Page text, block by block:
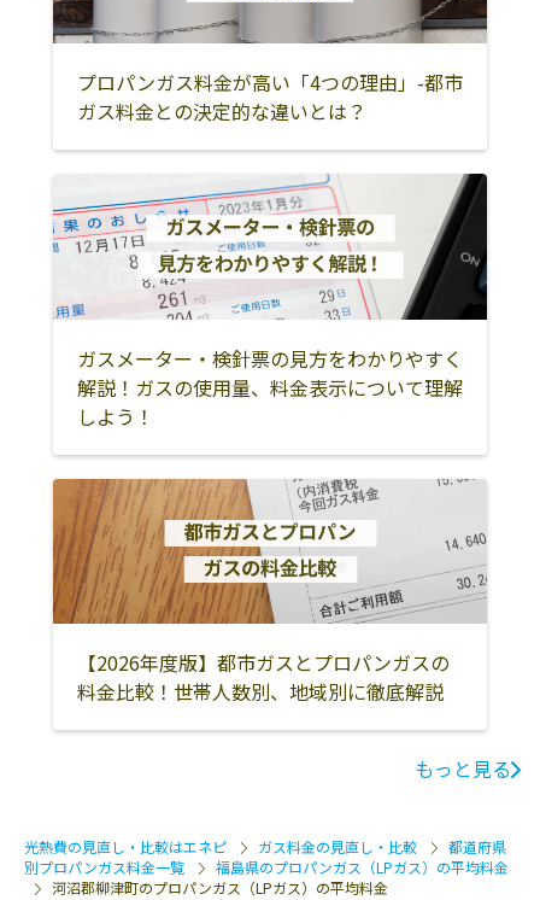
石川郡浅川町
石川郡古殿町
田村郡三春町
田村郡小野町
白河市
西白河郡西郷村
西白河郡泉崎村
西白河郡中島村
東白川郡棚倉町
東白川郡矢祭町
東白川郡塙町
東白川郡鮫川村
会津若松市
喜多方市
耶麻郡北塩原村
耶麻郡西会津町
耶麻郡磐梯町
耶麻郡猪苗代町
河沼郡会津坂下
町
河沼郡湯川村
河沼郡柳津町
大沼郡会津美里
大沼郡三島町
大沼郡金山町 大沼郡昭和村
南会津郡南会津
町
南会津郡下郷町
南会津郡檜枝岐
村
南会津郡只見町
相馬市 南相馬市
双葉郡広野町
双葉郡楢葉町
双葉郡富岡町
双葉郡川内村
双葉郡大熊町
双葉郡双葉町
双葉郡浪江町
相馬郡飯舘村
プロパンガス料金が高い「4つの理由」-都市
ガス料金との決定的な違いとは？
ガスメーター・検針票の見方をわかりやすく
解説！ガスの使用量、料金表示について理解
しよう！
【2026年度版】都市ガスとプロパンガスの
料金比較！世帯人数別、地域別に徹底解説
もっと見る
光熱費の見直し・比較はエネピ ガス料金の見直し・比較
都道府県
別プロパンガス料金一覧
福島県のプロパンガス（LPガス）の平均料金
河沼郡柳津町のプロパンガス（LPガス）の平均料金